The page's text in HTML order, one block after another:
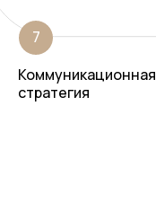
Коммуникационная
стратегия
7